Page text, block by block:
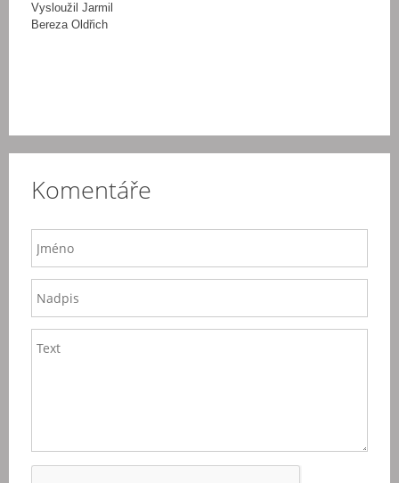
Vysloužil Jarmil
Bereza Oldřich
Komentáře